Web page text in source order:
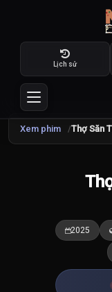
Lịch sử
Xem phim Thợ Săn
2025